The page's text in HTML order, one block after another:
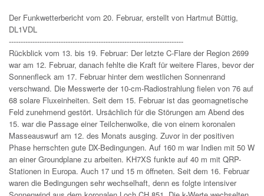
Der Funkwetterbericht vom 20. Februar, erstellt von Hartmut Büttig,
DL1VDL
--------------------------------------------------------------------------
Rückblick vom 13. bis 19. Februar: Der letzte C-Flare der Region 2699
war am 12. Februar, danach fehlte die Kraft für weitere Flares, bevor der
Sonnenfleck am 17. Februar hinter dem westlichen Sonnenrand
verschwand. Die Messwerte der 10-cm-Radiostrahlung fielen von 76 auf
68 solare Fluxeinheiten. Seit dem 15. Februar ist das geomagnetische
Feld zunehmend gestört. Ursächlich für die Störungen am Abend des
15. war die Passage einer Teilchenwolke, die von einem koronalen
Masseauswurf am 12. des Monats ausging. Zuvor in der positiven
Phase herrschten gute DX-Bedingungen. Auf 160 m war Indien mit 50 W
an einer Groundplane zu arbeiten. KH7XS funkte auf 40 m mit QRP-
Stationen in Europa. Auch 17 und 15 m öffneten. Seit dem 16. Februar
waren die Bedingungen sehr wechselhaft, denn es folgte intensiver